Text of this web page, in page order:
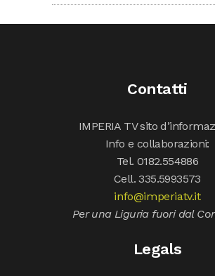
Contatti
IMPERIA TV sito
Info e collaborazioni:
Tel. 0182.554886
Cell. 335.5993573
info@imperiatv.it
Per una Liguria fuori dal
Legals